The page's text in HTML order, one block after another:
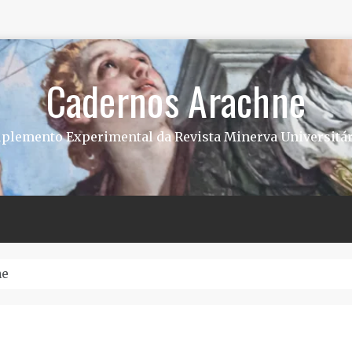
Cadernos Arachne
Experimental da Revista Minerva